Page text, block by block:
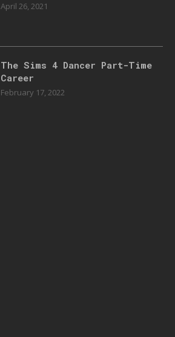
April 26, 2021
The Sims 4 Dancer Part-Time
Career
February 17, 2022